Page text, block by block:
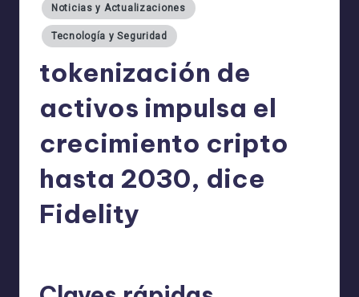
Noticias y Actualizaciones
Tecnología y Seguridad
tokenización de
activos impulsa el
crecimiento cripto
hasta 2030, dice
Fidelity